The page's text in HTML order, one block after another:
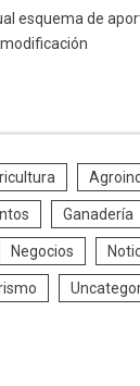
esquema de
Ganadería
Negocios